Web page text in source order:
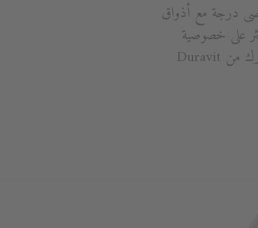
درجة مع أذواق
على خصوصية
المستخدمين ورغباتهم الفردية. ME by Starck: مجموعة من الحمامات الجديدة بتصميم مشترك من Duravit